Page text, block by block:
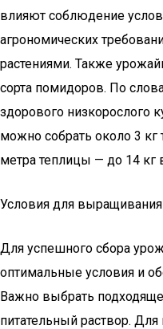
влияют соблюдение
агрономических
растениями. Также
сорта помидоров. По
здорового низкорослого
можно собрать около 3 кг
метра теплицы — до 14 кг
Условия для
Для успешного сбора
оптимальные условия и
Важно выбрать
питательный раствор.